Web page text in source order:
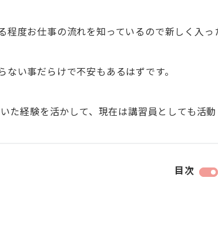
程度お仕事の流れを知っているので新しく入
い事だらけで不安もあるはずです。
た経験を活かして、現在は講習員としても活
目次